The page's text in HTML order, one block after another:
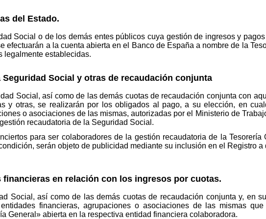
del Estado.
Social o de los demás entes públicos cuya gestión de ingresos y
efectuarán a la cuenta abierta en el Banco de España a nombre de la
legalmente establecidas.
Social y otras de recaudación conjunta
Social, así como de las demás cuotas de recaudación conjunta con
y otras, se realizarán por los obligados al pago, a su elección, en
o asociaciones de las mismas, autorizadas por el Ministerio de
recaudatoria de la Seguridad Social.
para ser colaboradores de la gestión recaudatoria de la Tesorería
serán objeto de publicidad mediante su inclusión en el Registro a
en relación con los ingresos por cuotas.
Social, así como de las demás cuotas de recaudación conjunta y, en
financieras, agrupaciones o asociaciones de las mismas
General» abierta en la respectiva entidad financiera colaboradora.